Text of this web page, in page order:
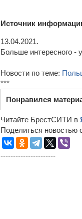
Источник
13.04.2021.
Больше интересного -
Новости по теме:
***
Понравился
Читайте БрестСИТИ в
Поделиться новостью
----------------------